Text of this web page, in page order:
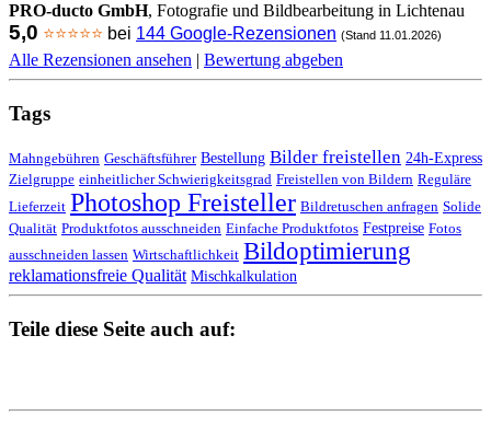
PRO-ducto GmbH, Fotografie und Bildbearbeitung in Lichtenau
5,0 ⭐⭐⭐⭐⭐ bei 144 Google-Rezensionen (Stand 11.01.2026)
Alle Rezensionen ansehen | Bewertung abgeben
Tags
Mahngebühren Geschäftsführer Bestellung Bilder freistellen 24h-Express
Zielgruppe einheitlicher Schwierigkeitsgrad Freistellen von Bildern Reguläre
Lieferzeit Photoshop Freisteller Bildretuschen anfragen Solide
Qualität Produktfotos ausschneiden Einfache Produktfotos Festpreise Fotos
ausschneiden lassen Wirtschaftlichkeit Bildoptimierung
reklamationsfreie Qualität Mischkalkulation
Teile diese Seite auch auf: